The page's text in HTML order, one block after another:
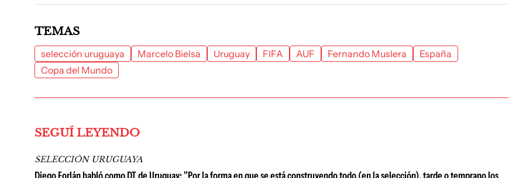
TEMAS
selección uruguaya Marcelo Bielsa Uruguay FIFA AUF Fernando Muslera
España
Copa del Mundo
SEGUÍ LEYENDO
SELECCIÓN URUGUAYA